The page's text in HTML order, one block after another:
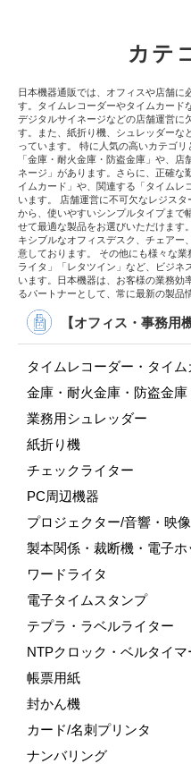
カテ
日本機器通販では、オフィスや店舗に
す。タイムレコーダーやタイムカード
デジタルサイネージなどの店舗運営に
す。また、紙折り機、シュレッダーな
っています。 特に人気の高いカテゴ
「金庫・耐火金庫・防盗金庫」や、
ネージ」があります。さらに、正確な
イムカード」や、関連する「タイムレ
います。 店舗運営に不可欠なレジス
から、使いやすいシンプルタイプまで
せて最適な製品をお選びいただけます
キシブルなオフィスデスク、チェアー
意しております。 その他にも様々な
ライタ」「レタツイン」など、ビジネ
います。日本機器は、お客様の業務効
るパートナーとして、常に最新の製品
【オフィス・事務用
タイムレコーダー・タイム
金庫・耐火金庫・防盗金庫
業務用シュレッダー
紙折り機
チェックライター
PC周辺機器
プロジェクター/音響・映
製本関係・裁断機・電子ホ
ワードライタ
電子タイムスタンプ
テプラ・ラベルライター
NTPクロック・ベルタイマ
帳票用紙
封かん機
カード/名刺プリンタ
ナンバリング